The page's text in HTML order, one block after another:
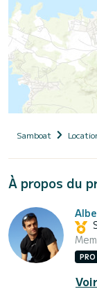
Samboat
À propos du
PRO